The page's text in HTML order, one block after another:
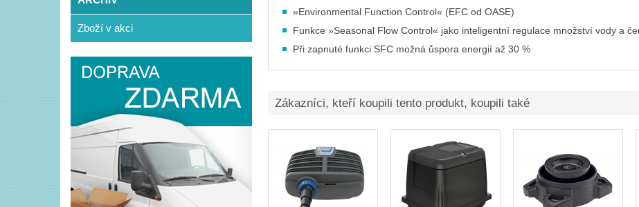
»Environmental Function Control« (EFC od OASE)
Funkce »Seasonal Flow Control« jako inteligentní regulace množství vody a
Při zapnuté funkci SFC možná ůspora energií až 30 %
Zákazníci, kteří koupili tento produkt, koupili také
Zboží v akci